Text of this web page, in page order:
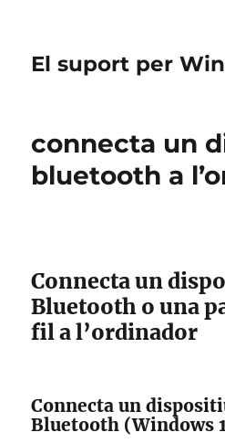
El suport per
connecta un
bluetooth a
Connecta un
Bluetooth o una
fil a l’ordinador
Connecta un
Bluetooth (Windows